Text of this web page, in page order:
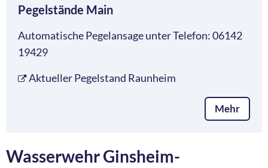
Pegelstände Main
Automatische Pegelansage unter Telefon: 06142
19429
Aktueller Pegelstand Raunheim
Mehr
Wasserwehr Ginsheim-